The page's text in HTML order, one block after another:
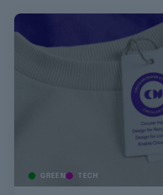
GREEN TECH